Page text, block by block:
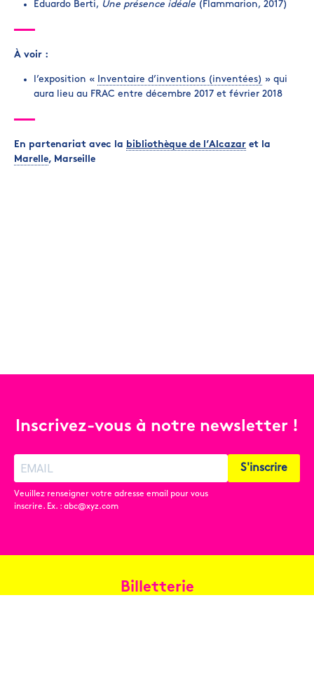
Eduardo Berti, Une présence idéale (Flammarion, 2017)
À voir :
l’exposition « Inventaire d’inventions (inventées) » qui
aura lieu au FRAC entre décembre 2017 et février 2018
En partenariat avec la bibliothèque de l’Alcazar et la
Marelle, Marseille
Inscrivez-vous à notre newsletter !
Veuillez renseigner votre adresse email pour vous
inscrire. Ex. : abc@xyz.com
S'inscrire
Billetterie